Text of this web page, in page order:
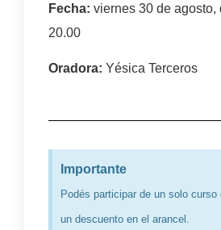
Fecha: viernes 30 de agosto,
20.00
Oradora: Yésica Terceros
Importante
Podés participar de un solo
un descuento en el arancel.